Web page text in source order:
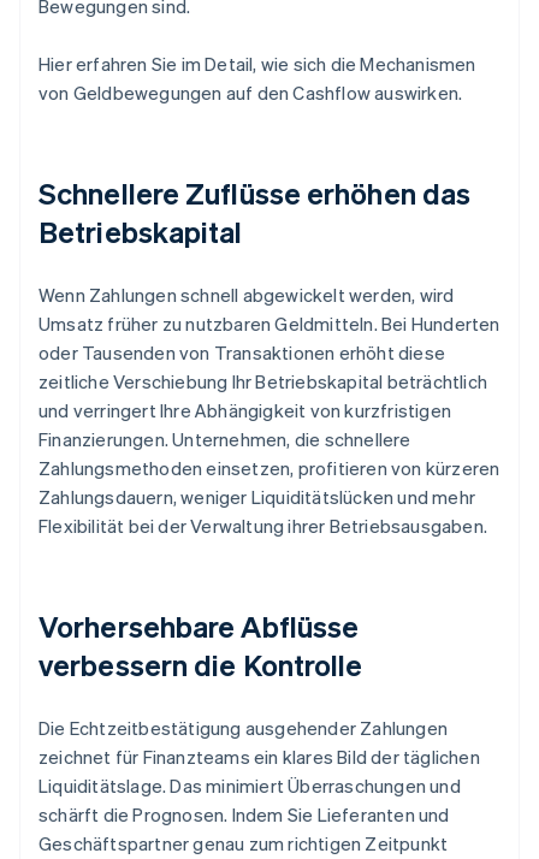
Bewegungen sind.
Hier erfahren Sie im Detail, wie sich die Mechanismen
von Geldbewegungen auf den Cashflow auswirken.
Schnellere Zuflüsse erhöhen das
Betriebskapital
Wenn Zahlungen schnell abgewickelt werden, wird
Umsatz früher zu nutzbaren Geldmitteln. Bei Hunderten
oder Tausenden von Transaktionen erhöht diese
zeitliche Verschiebung Ihr Betriebskapital beträchtlich
und verringert Ihre Abhängigkeit von kurzfristigen
Finanzierungen. Unternehmen, die schnellere
Zahlungsmethoden einsetzen, profitieren von kürzeren
Zahlungsdauern, weniger Liquiditätslücken und mehr
Flexibilität bei der Verwaltung ihrer Betriebsausgaben.
Vorhersehbare Abflüsse
verbessern die Kontrolle
Die Echtzeitbestätigung ausgehender Zahlungen
zeichnet für Finanzteams ein klares Bild der täglichen
Liquiditätslage. Das minimiert Überraschungen und
schärft die Prognosen. Indem Sie Lieferanten und
Geschäftspartner genau zum richtigen Zeitpunkt